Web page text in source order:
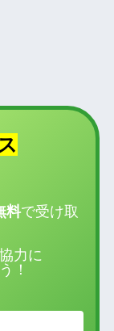
料で受け取
力に
！